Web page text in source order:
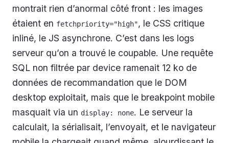
montrait rien d’anormal côté front : les images
étaient en fetchpriority="high", le CSS critique
inliné, le JS asynchrone. C’est dans les logs
serveur qu’on a trouvé le coupable. Une requête
SQL non filtrée par device ramenait 12 ko de
données de recommandation que le DOM
desktop exploitait, mais que le breakpoint mobile
masquait via un display: none. Le serveur la
calculait, la sérialisait, l’envoyait, et le navigateur